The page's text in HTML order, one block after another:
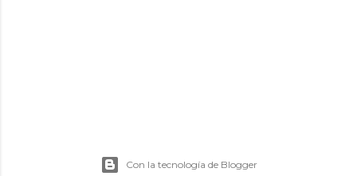
Con la tecnología de Blogger